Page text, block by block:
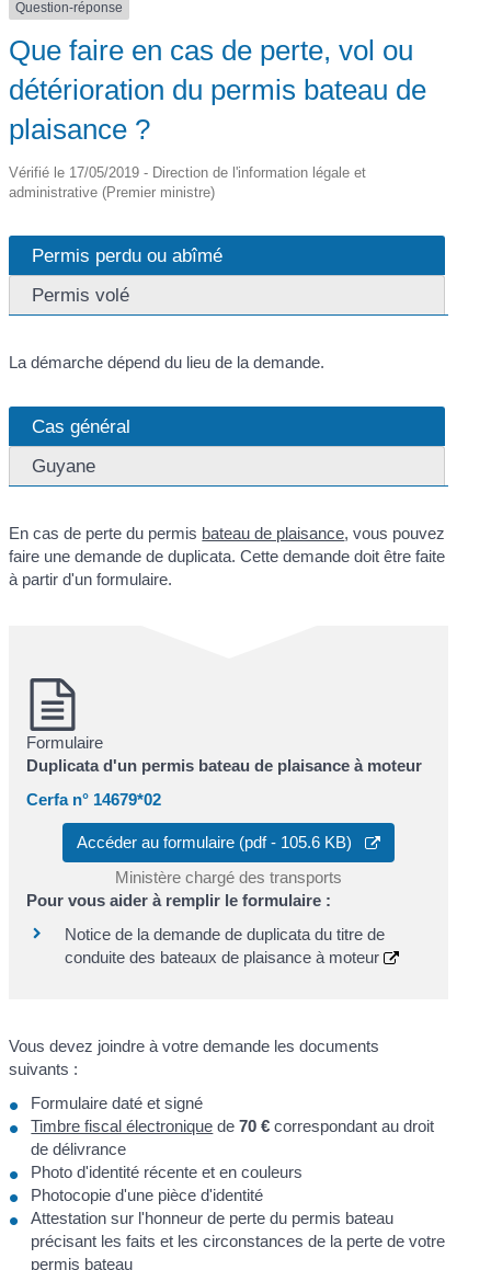
Question-réponse
Que faire en cas de perte, vol ou
détérioration du permis bateau de
plaisance ?
Vérifié le 17/05/2019 - Direction de l'information légale et
administrative (Premier ministre)
Permis perdu ou abîmé
Permis volé
La démarche dépend du lieu de la demande.
Cas général
Guyane
En cas de perte du permis bateau de plaisance, vous pouvez
faire une demande de duplicata. Cette demande doit être faite
à partir d'un formulaire.
Formulaire
Duplicata d'un permis bateau de plaisance à moteur
Cerfa n° 14679*02
Accéder au formulaire (pdf - 105.6 KB)
Ministère chargé des transports
Pour vous aider à remplir le formulaire :
Notice de la demande de duplicata du titre de
conduite des bateaux de plaisance à moteur
Vous devez joindre à votre demande les documents
suivants :
Formulaire daté et signé
Timbre fiscal électronique de70 € correspondant au droit
de délivrance
Photo d'identité récente et en couleurs
Photocopie d'une pièce d'identité
Attestation sur l'honneur de perte du permis bateau
précisant les faits et les circonstances de la perte de votre
permis bateau